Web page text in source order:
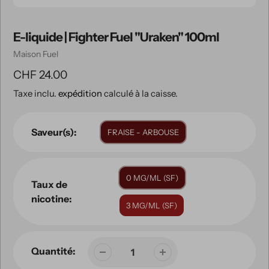
E-liquide | Fighter Fuel "Uraken" 100ml
Vendeuse
Maison Fuel
Prix
CHF 24.00
Taxe inclu. expédition calculé à la caisse.
Saveur(s): FRAISE - ARBOUSE
Taux de
nicotine:
0 MG/ML (SF)
3 MG/ML (SF)
Quantité: